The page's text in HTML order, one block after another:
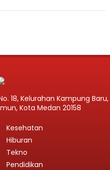
18, Kelurahan Kampung Baru,
Kota Medan 20158
Kesehatan
Hiburan
Tekno
Pendidikan